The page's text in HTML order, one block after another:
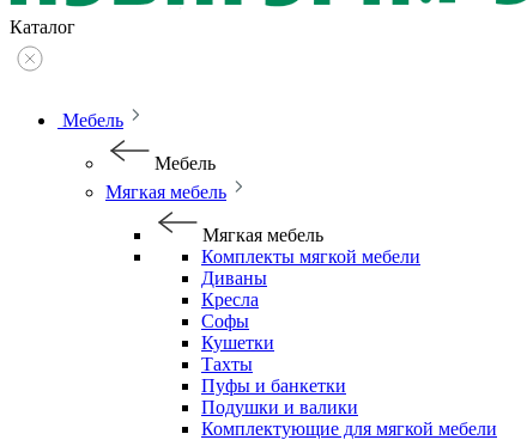
Каталог
Мебель
Мебель
Мягкая мебель
Мягкая мебель
Комплекты мягкой мебели
Диваны
Кресла
Софы
Кушетки
Тахты
Пуфы и банкетки
Подушки и валики
Комплектующие для мягкой мебели